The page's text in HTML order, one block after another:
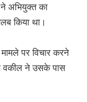
अभियुक्त का
किया था।
मामले पर विचार करने
वकील ने उसके पास